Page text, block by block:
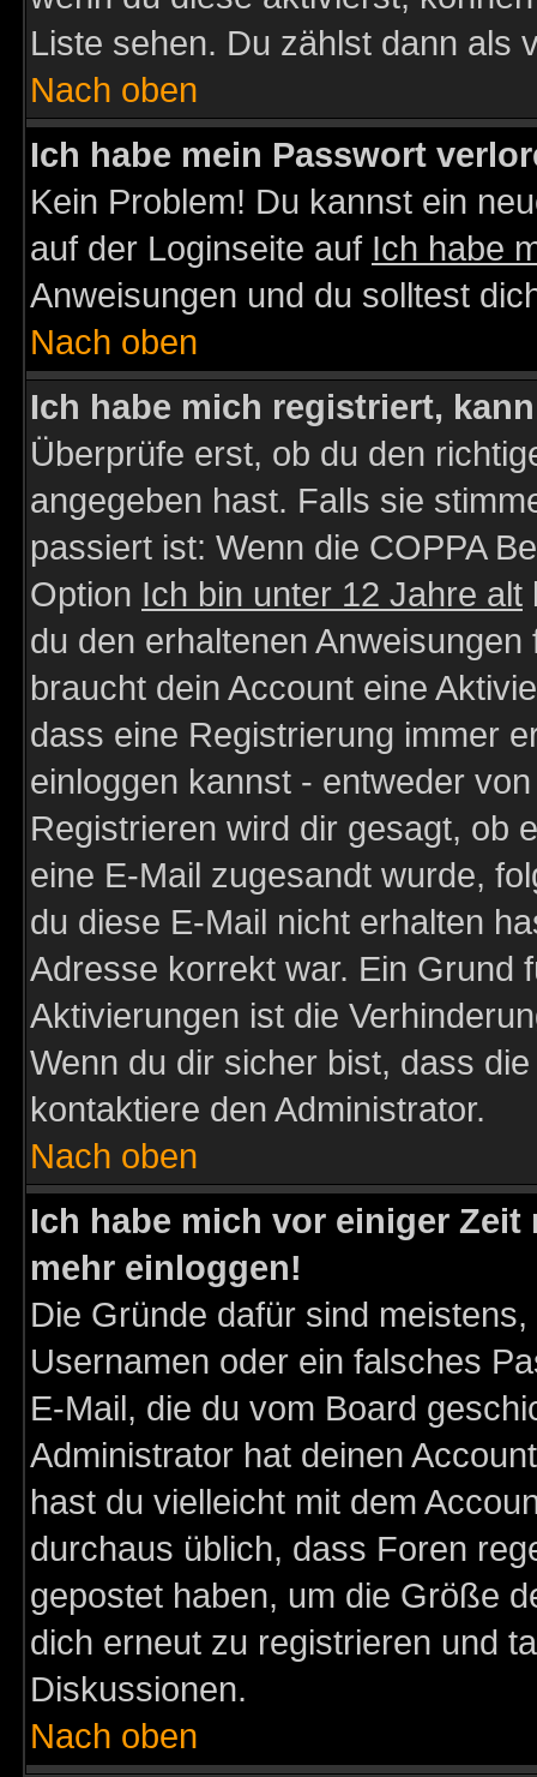
Liste sehen. Du zählst dann als
Nach oben
Ich habe mein Passwort
Kein Problem! Du kannst ein
auf der Loginseite auf Ich habe
Anweisungen und du solltest
Nach oben
Ich habe mich registriert,
Überprüfe erst, ob du den
angegeben hast. Falls sie
passiert ist: Wenn die COPPA
Option Ich bin unter 12 Jahre alt
du den erhaltenen
braucht dein Account eine
dass eine Registrierung immer
einloggen kannst - entweder
Registrieren wird dir gesagt, ob
eine E-Mail zugesandt wurde,
du diese E-Mail nicht erhalten
Adresse korrekt war. Ein Grund
Aktivierungen ist die
Wenn du dir sicher bist, dass
kontaktiere den Administrator.
Nach oben
Ich habe mich vor einiger
mehr einloggen!
Die Gründe dafür sind
Usernamen oder ein falsches
E-Mail, die du vom Board
Administrator hat deinen
hast du vielleicht mit dem
durchaus üblich, dass Foren
gepostet haben, um die Größe
dich erneut zu registrieren und
Diskussionen.
Nach oben